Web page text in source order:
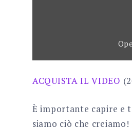
ACQUISTA IL VIDEO
È importante capire e
siamo ciò che creiamo!